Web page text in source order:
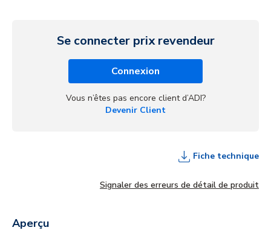
Se connecter prix revendeur
Connexion
Vous n’êtes pas encore client d’ADI?
Devenir Client
Fiche technique
Signaler des erreurs de détail de produit
Aperçu